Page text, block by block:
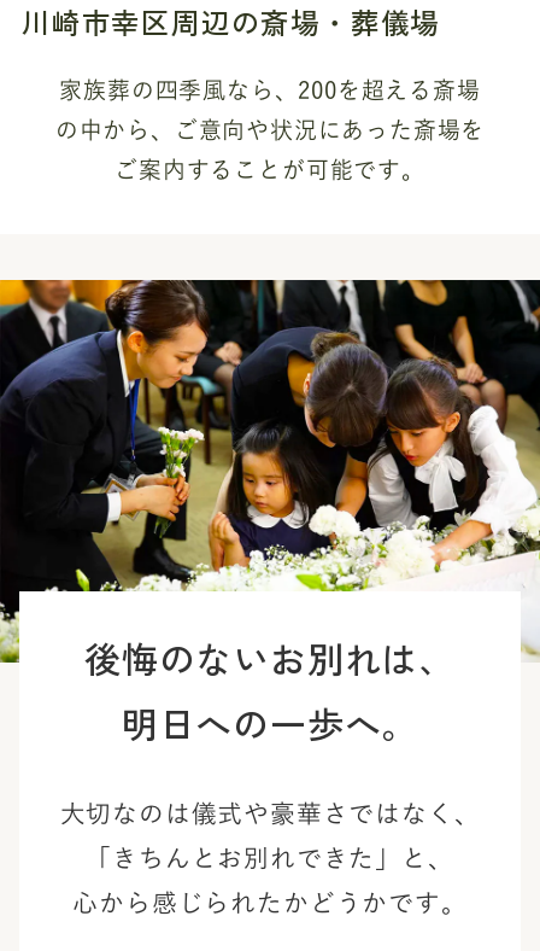
川崎市幸区周辺の斎場・葬儀場
家族葬の四季風なら、200を超える斎場
の中から、
ご意向や状況にあった斎場を
ご案内することが可能です。
後悔のないお別れは、
明日への一歩へ。
大切なのは儀式や豪華さではなく、
「きちんとお別れできた」と、
心から感じられたかどうかです。